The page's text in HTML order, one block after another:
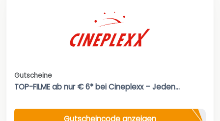
Gutscheine
TOP-FILME ab nur € 6* bei Cineplexx – Jeden...
Gutscheincode anzeigen